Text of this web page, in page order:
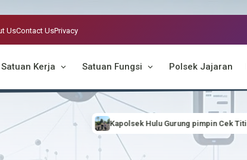
UsContact UsPrivacy
Satuan Kerja Satuan Fungsi Polsek Jajaran
Kapolsek Hulu Gurung pimpin Cek Titik Hotspot, Antisipasi Karhutla